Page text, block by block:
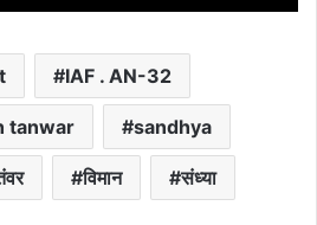
IAF . AN-32
tanwar sandhya
विमान संध्या